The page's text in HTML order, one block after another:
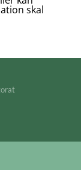
skal